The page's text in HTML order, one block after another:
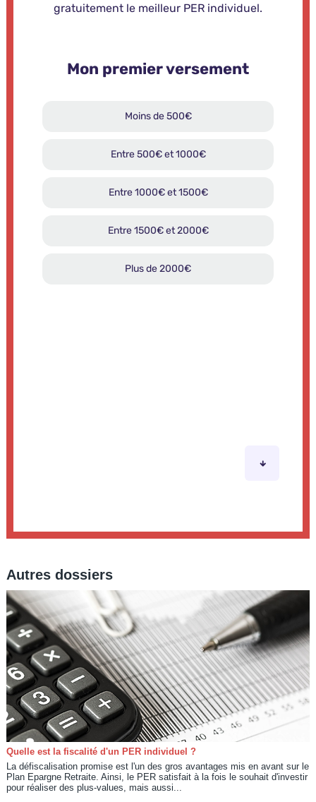
Autres dossiers
Quelle est la fiscalité d'un PER individuel ?
La défiscalisation promise est l'un des gros avantages mis en avant sur le
Plan Epargne Retraite. Ainsi, le PER satisfait à la fois le souhait d'investir
pour réaliser des plus-values, mais aussi...